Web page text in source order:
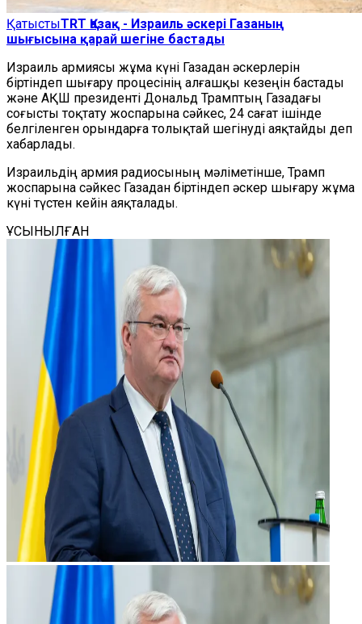
ҚатыстыTRT Қазақ - Израиль әскері Газаның
шығысына қарай шегіне бастады
Израиль армиясы жұма күні Газадан әскерлерін
біртіндеп шығару процесінің алғашқы кезеңін бастады
және АҚШ президенті Дональд Трамптың Газадағы
соғысты тоқтату жоспарына сәйкес, 24 сағат ішінде
белгіленген орындарға толықтай шегінуді аяқтайды деп
хабарлады.
Израильдің армия радиосының мәліметінше, Трамп
жоспарына сәйкес Газадан біртіндеп әскер шығару жұма
күні түстен кейін аяқталады.​​​​​​​
ҰСЫНЫЛҒАН